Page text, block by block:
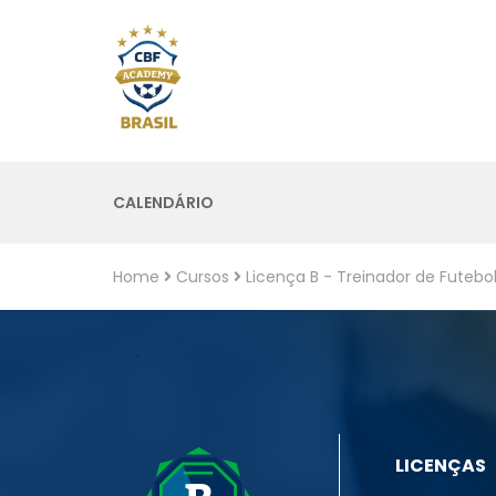
CALENDÁRIO
Home Cursos Licença B - Treinador de Futebol
LICENÇAS